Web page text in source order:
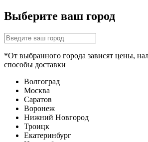
Выберите ваш город
*От выбранного города зависят цены,
способы доставки
Волгоград
Москва
Саратов
Воронеж
Нижний Новгород
Троицк
Екатеринбург